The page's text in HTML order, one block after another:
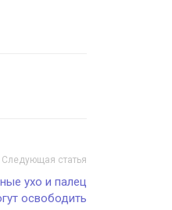
Следующая статья
ухо и палец
освободить